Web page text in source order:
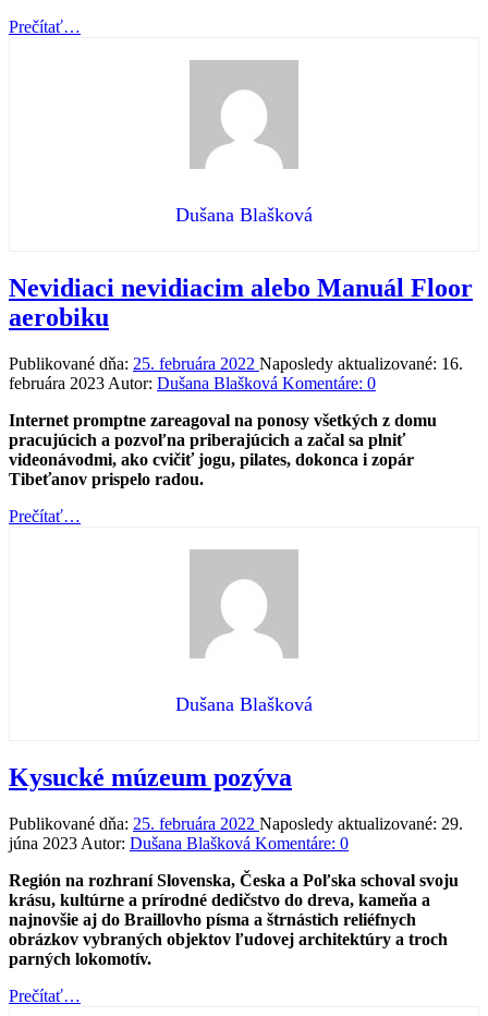
Prečítať“Keď
…
Dušana Blašková
Nevidiaci nevidiacim alebo Manuál Floor
aerobiku
Publikované dňa: 25. februára 2022 Naposledy aktualizované: 16.
februára 2023 Autor: Dušana Blašková Komentáre: 0
Internet promptne zareagoval na ponosy všetkých z domu
pracujúcich a pozvoľna priberajúcich a začal sa plniť
videonávodmi, ako cvičiť jogu, pilates, dokonca i zopár
Tibeťanov prispelo radou.
Prečítať“Nevidiaci
…
Dušana Blašková
Kysucké múzeum pozýva
Publikované dňa: 25. februára 2022 Naposledy aktualizované: 29.
júna 2023 Autor: Dušana Blašková Komentáre: 0
Región na rozhraní Slovenska, Česka a Poľska schoval svoju
krásu, kultúrne a prírodné dedičstvo do dreva, kameňa a
najnovšie aj do Braillovho písma a štrnástich reliéfnych
obrázkov vybraných objektov ľudovej architektúry a troch
parných lokomotív.
Prečítať“Kysucké
…